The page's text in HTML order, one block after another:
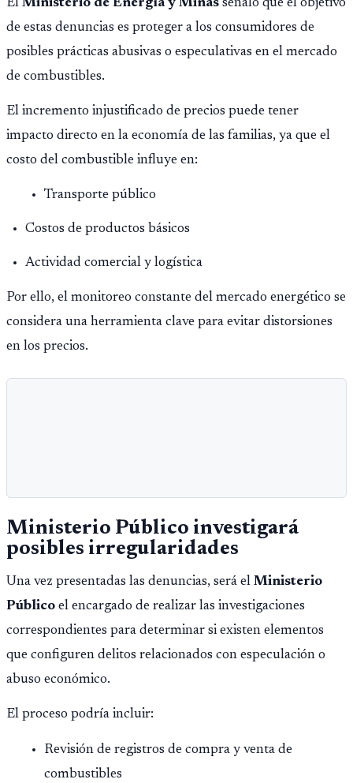
de estas denuncias es proteger a los consumidores de
posibles prácticas abusivas o especulativas en el mercado
de combustibles.
El incremento injustificado de precios puede tener
impacto directo en la economía de las familias, ya que el
costo del combustible influye en:
Transporte público
Costos de productos básicos
Actividad comercial y logística
Por ello, el monitoreo constante del mercado energético se
considera una herramienta clave para evitar distorsiones
en los precios.
Ministerio Público investigará
posibles irregularidades
Una vez presentadas las denuncias, será el Ministerio
Público el encargado de realizar las investigaciones
correspondientes para determinar si existen elementos
que configuren delitos relacionados con especulación o
abuso económico.
El proceso podría incluir:
Revisión de registros de compra y venta de
combustibles